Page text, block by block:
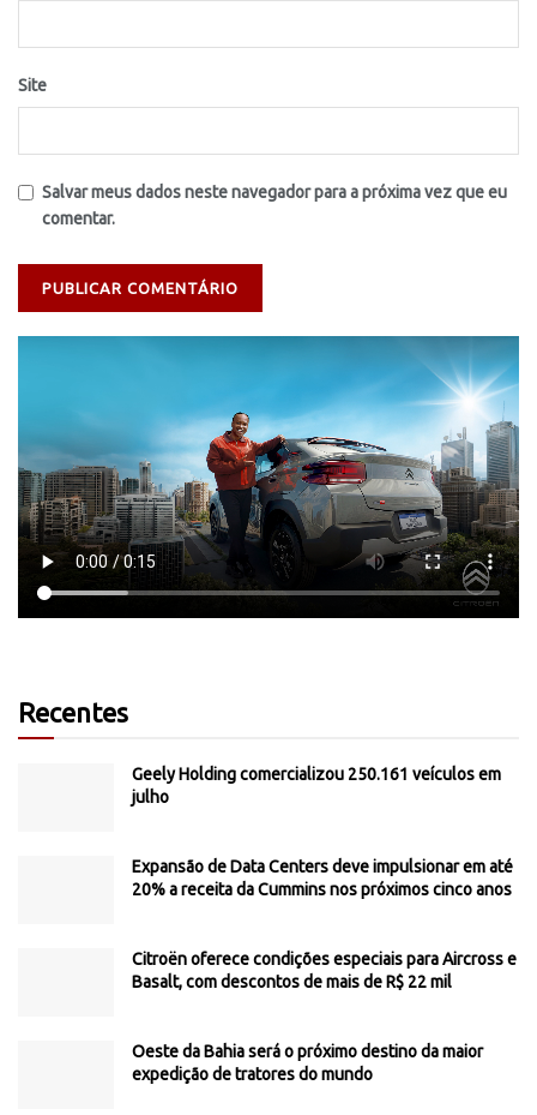
Site
Salvar meus dados neste navegador para a próxima vez que eu
comentar.
Recentes
Geely Holding comercializou 250.161 veículos em
julho
Expansão de Data Centers deve impulsionar em até
20% a receita da Cummins nos próximos cinco anos
Citroën oferece condições especiais para Aircross e
Basalt, com descontos de mais de R$ 22 mil
Oeste da Bahia será o próximo destino da maior
expedição de tratores do mundo